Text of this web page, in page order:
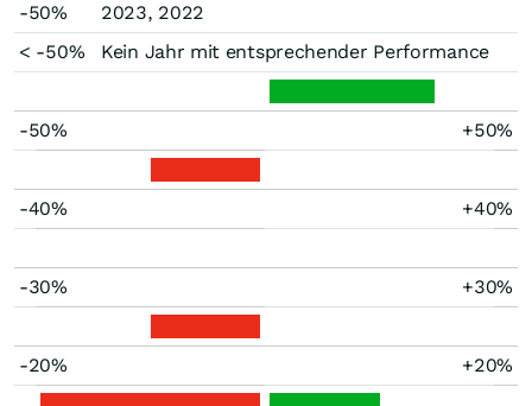
-50%
2023, 2022
< -50%
Kein Jahr mit entsprechender Performance
-50% +50%
-40% +40%
-30% +30%
-20% +20%